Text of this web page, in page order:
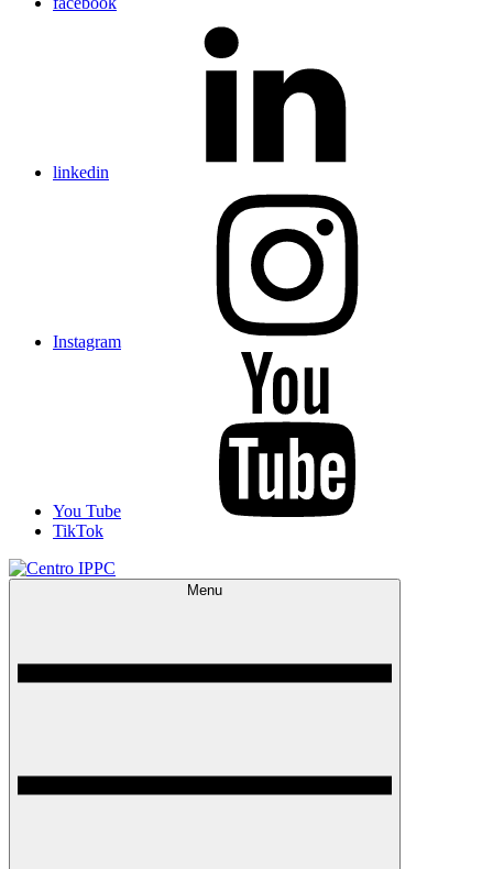
linkedin
Instagram
You Tube
TikTok
Menu